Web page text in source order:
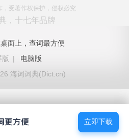
，受著作权保护，侵权必究
，十七年品牌
面上，查词最方便
版
|
电脑版
海词词典(Dict.cn)
立即下载
立即下载